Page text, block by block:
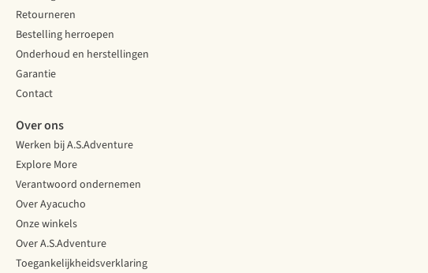
Retourneren
Bestelling herroepen
Onderhoud en herstellingen
Garantie
Contact
Over ons
Werken bij A.S.Adventure
Explore More
Verantwoord ondernemen
Over Ayacucho
Onze winkels
Over A.S.Adventure
Toegankelijkheidsverklaring